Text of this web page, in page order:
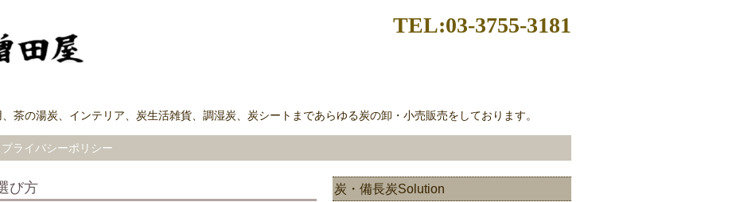
TEL:03-3755-3181
茶の湯炭、インテリア、炭生活雑貨、調湿炭、炭シートまであらゆる炭の卸・小売販売をしております。
プライバシーポリシー
び方 炭・備長炭Solution